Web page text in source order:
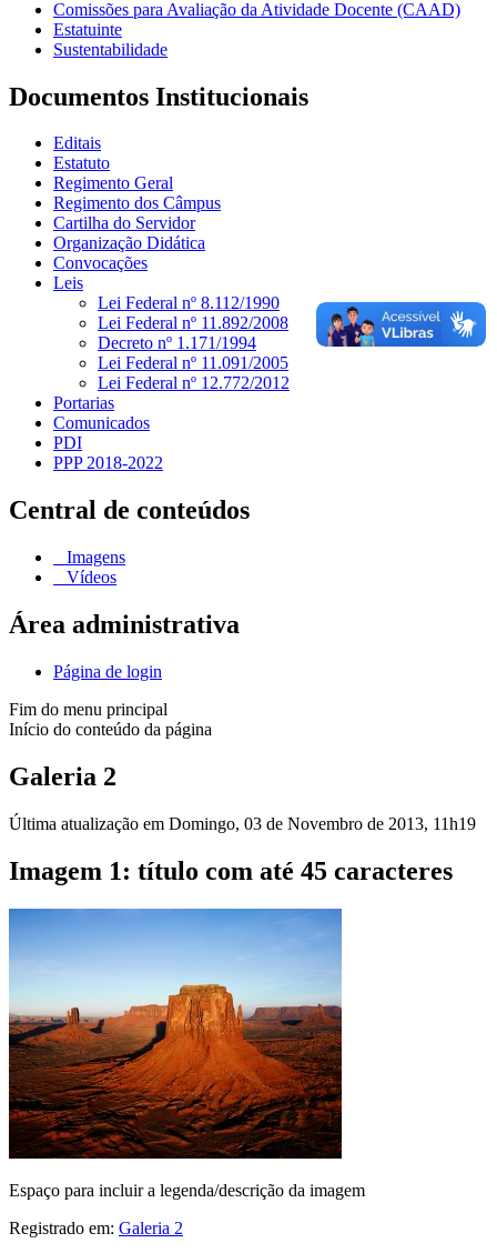
Comissões para Avaliação da Atividade Docente (CAAD)
Estatuinte
Sustentabilidade
Documentos Institucionais
Editais
Estatuto
Regimento Geral
Regimento dos Câmpus
Cartilha do Servidor
Organização Didática
Convocações
Leis
Lei Federal nº 8.112/1990
Lei Federal nº 11.892/2008
Decreto nº 1.171/1994
Lei Federal nº 11.091/2005
Lei Federal nº 12.772/2012
Portarias
Comunicados
PDI
PPP 2018-2022
Central de conteúdos
Imagens
Vídeos
Área administrativa
Página de login
Fim do menu principal
Início do conteúdo da página
Galeria 2
Última atualização em Domingo, 03 de Novembro de 2013, 11h19
Imagem 1: título com até 45 caracteres
Espaço para incluir a legenda/descrição da imagem
Registrado em: Galeria 2